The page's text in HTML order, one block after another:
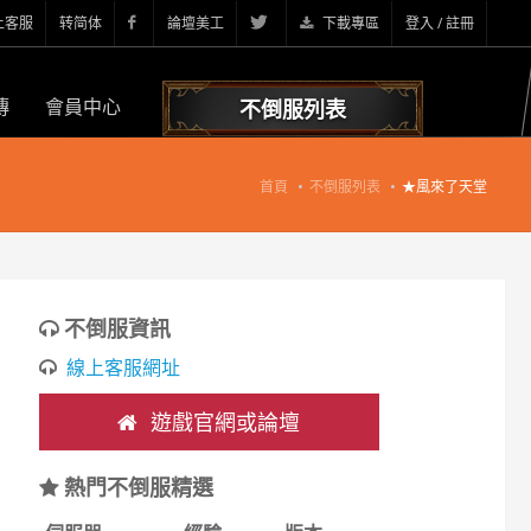
客服 转简体 論壇美工 下載專區 登入 / 註冊
會員中心 不倒服列表
首頁 不倒服列表 ★風來了天堂
不倒服資訊
線上客服網址
遊戲官網或論壇
熱門不倒服精選